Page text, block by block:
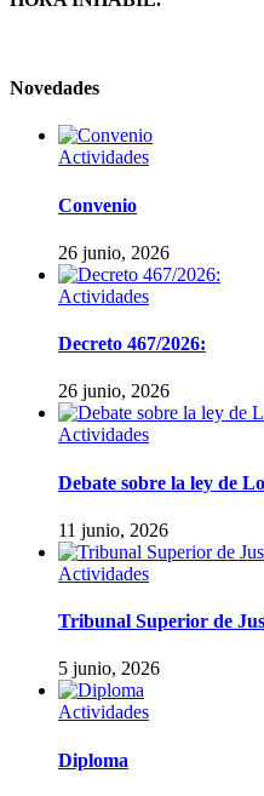
Novedades
Actividades
Convenio
26 junio, 2026
Actividades
Decreto 467/2026:
26 junio, 2026
Actividades
Debate sobre la ley de
11 junio, 2026
Actividades
Tribunal Superior de
5 junio, 2026
Actividades
Diploma